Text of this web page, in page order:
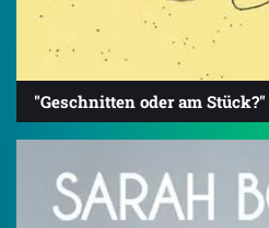
"Geschnitten oder am Stück?"